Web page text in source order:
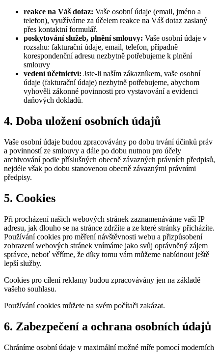
reakce na Váš dotaz: Vaše osobní údaje (email, jméno a
telefon), využíváme za účelem reakce na Váš dotaz zaslaný
přes kontaktní formulář.
poskytování služeb, plnění smlouvy: Vaše osobní údaje v
rozsahu: fakturační údaje, email, telefon, případně
korespondenční adresu nezbytně potřebujeme k plnění
smlouvy
vedení účetnictví: Jste-li naším zákazníkem, vaše osobní
údaje (fakturační údaje) nezbytně potřebujeme, abychom
vyhověli zákonné povinnosti pro vystavování a evidenci
daňových dokladů.
4. Doba uložení osobních údajů
Vaše osobní údaje budou zpracovávány po dobu trvání účinků práv
a povinností ze smlouvy a dále po dobu nutnou pro účely
archivování podle příslušných obecně závazných právních předpisů,
nejdéle však po dobu stanovenou obecně závaznými právními
předpisy.
5. Cookies
Při procházení našich webových stránek zaznamenáváme vaši IP
adresu, jak dlouho se na stránce zdržíte a ze které stránky přicházíte.
Používání cookies pro měření návštěvnosti webu a přizpůsobení
zobrazení webových stránek vnímáme jako svůj oprávněný zájem
správce, neboť věříme, že díky tomu vám můžeme nabídnout ještě
lepší služby.
Cookies pro cílení reklamy budou zpracovávány jen na základě
vašeho souhlasu.
Používání cookies můžete na svém počítači zakázat.
6. Zabezpečení a ochrana osobních údajů
Chráníme osobní údaje v maximální možné míře pomocí moderních